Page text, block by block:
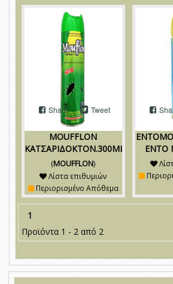
MOUFFLON
ΚΑΤΣΑΡΙΔΟΚΤΟΝ.300ML
(MOUFFLON)
Share Tweet
Λίστα επιθυμιών
Περιορισμένο Απόθεμα
ENTO
1
Προϊόντα 1 - 2 από 2